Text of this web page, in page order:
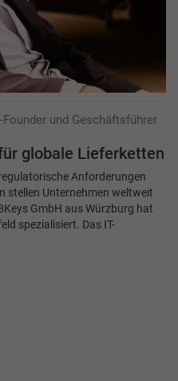
und Geschäftsführer
globale Lieferketten
Anforderungen
stellen Unternehmen weltweit
GmbH aus Würzburg hat
spezialisiert. Das IT-